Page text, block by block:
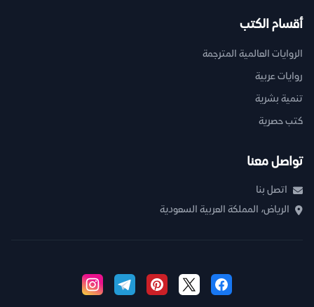
أقسام الكتب
الروايات العالمية المترجمة
روايات عربية
تنمية بشرية
كتب حصرية
تواصل معنا
اتصل بنا
الرياض، المملكة العربية السعودية